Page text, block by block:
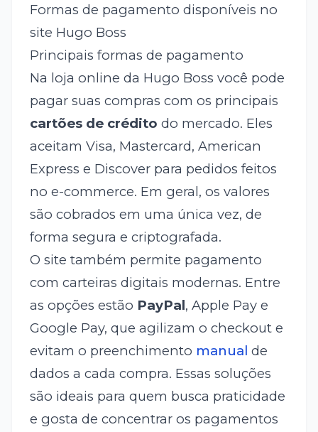
Formas de pagamento disponíveis no
site Hugo Boss
Principais formas de pagamento
Na loja online da Hugo Boss você pode
pagar suas compras com os principais
cartões de crédito do mercado. Eles
aceitam Visa, Mastercard, American
Express e Discover para pedidos feitos
no e-commerce. Em geral, os valores
são cobrados em uma única vez, de
forma segura e criptografada.
O site também permite pagamento
com carteiras digitais modernas. Entre
as opções estão PayPal, Apple Pay e
Google Pay, que agilizam o checkout e
evitam o preenchimento manual de
dados a cada compra. Essas soluções
são ideais para quem busca praticidade
e gosta de concentrar os pagamentos